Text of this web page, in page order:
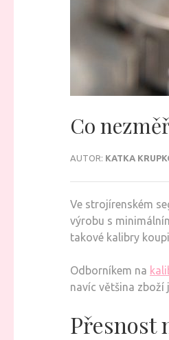
Co
AUTOR: KATKA
Ve strojírenském
výrobu s
takové kalibry
Odborníkem na
navíc většina zboží
Přesnost